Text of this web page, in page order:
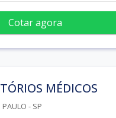
Cotar agora
MÉDICOS
- SP